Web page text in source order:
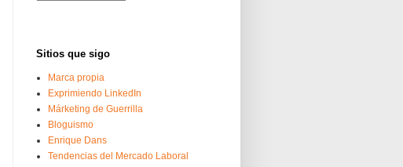
Sitios que sigo
Marca propia
Exprimiendo LinkedIn
Márketing de Guerrilla
Bloguismo
Enrique Dans
Tendencias del Mercado Laboral